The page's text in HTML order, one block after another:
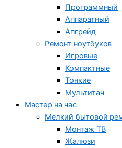
Программный
Аппаратный
Апгрейд
Ремонт ноутбуков
Игровые
Компактные
Тонкие
Мультитач
Мастер на час
Мелкий бытовой
Монтаж ТВ
Жалюзи